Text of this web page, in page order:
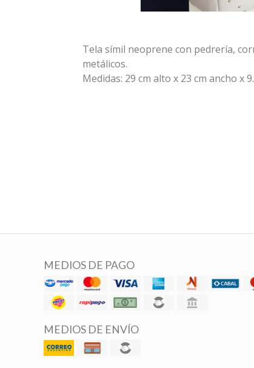
Tela símil neoprene con pedrería,
metálicos.
Medidas: 29 cm alto x 23 cm ancho x
MEDIOS DE PAGO
MEDIOS DE ENVÍO